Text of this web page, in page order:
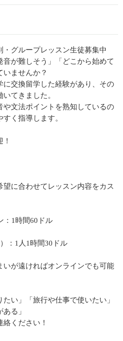
・グループレッスン生徒募集中
が難しそう」「どこから始めて
いませんか？
交換留学した経験があり、その
てきました。
や文法ポイントを熟知しているの
く指導します。
に合わせてレッスン内容をカス
：1時間60ドル
：1人1時間30ドル
が遠ければオンラインでも可能
たい」「旅行や仕事で使いたい」
る」
ください！